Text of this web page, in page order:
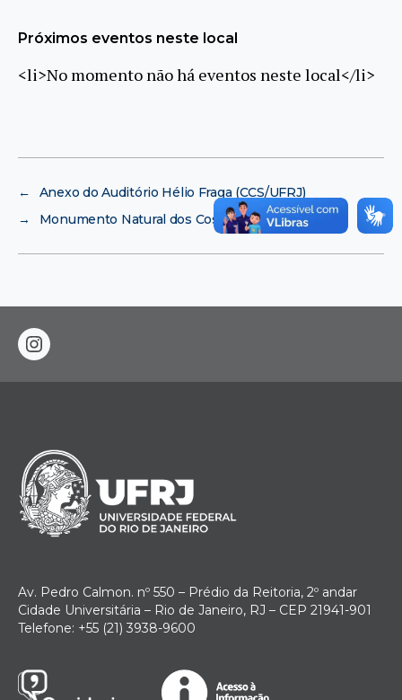
Próximos eventos neste local
<li>No momento não há eventos neste local</li>
←
Anexo do Auditório Hélio Fraga (CCS/UFRJ)
→
Monumento Natural dos Costões Rochosos
instagram
Av. Pedro Calmon. nº 550 – Prédio da Reitoria, 2º andar
Cidade Universitária – Rio de Janeiro, RJ – CEP 21941-901
Telefone: +55 (21) 3938-9600